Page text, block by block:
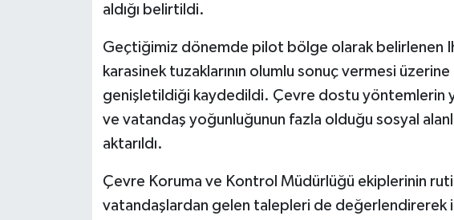
aldığı belirtildi.
Geçtiğimiz dönemde pilot bölge olarak belirlenen
karasinek tuzaklarının olumlu sonuç vermesi üzerine
genişletildiği kaydedildi. Çevre dostu yöntemlerin
ve vatandaş yoğunluğunun fazla olduğu sosyal
aktarıldı.
Çevre Koruma ve Kontrol Müdürlüğü ekiplerinin rutin
vatandaşlardan gelen talepleri de değerlendirerek